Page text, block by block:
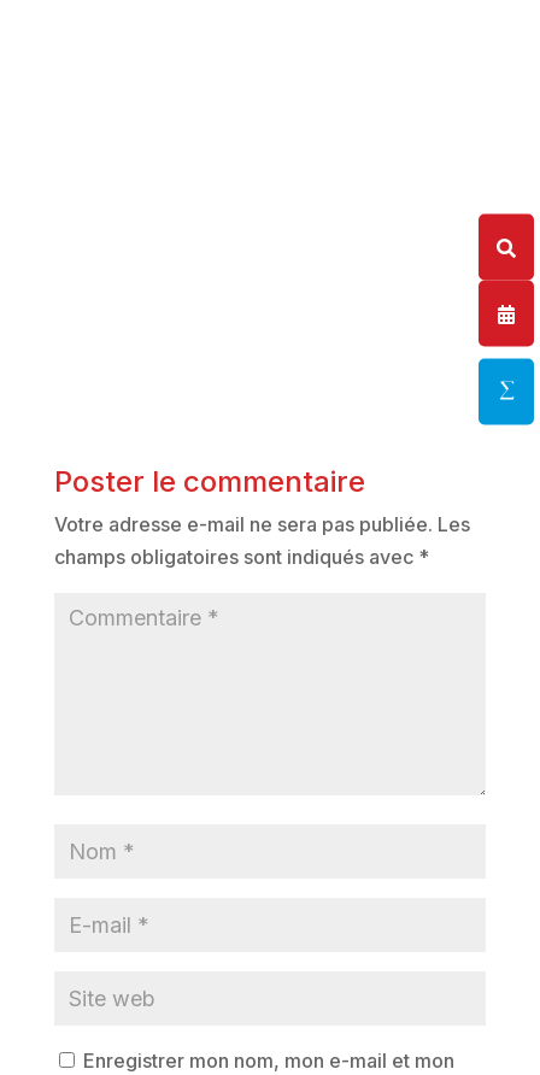
Poster le commentaire
Votre adresse e-mail ne sera pas publiée. Les
champs obligatoires sont indiqués avec *
Enregistrer mon nom, mon e-mail et mon